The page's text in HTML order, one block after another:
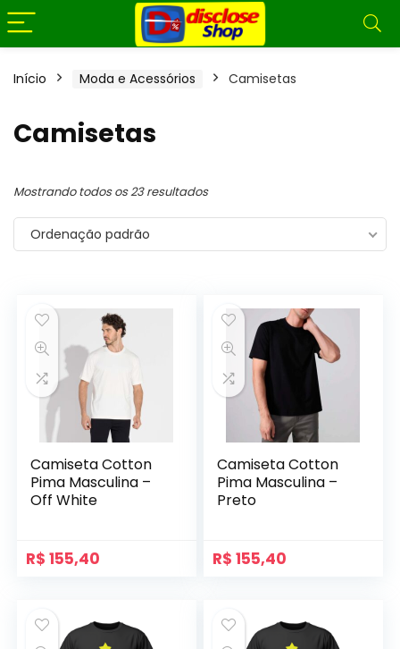
Início Moda e Acessórios Camisetas
Camisetas
Mostrando todos os 23 resultados
Ordenação padrão
Camiseta Cotton
Pima Masculina –
Off White
R$ 155,40
Camiseta Cotton
Pima Masculina –
Preto
R$ 155,40